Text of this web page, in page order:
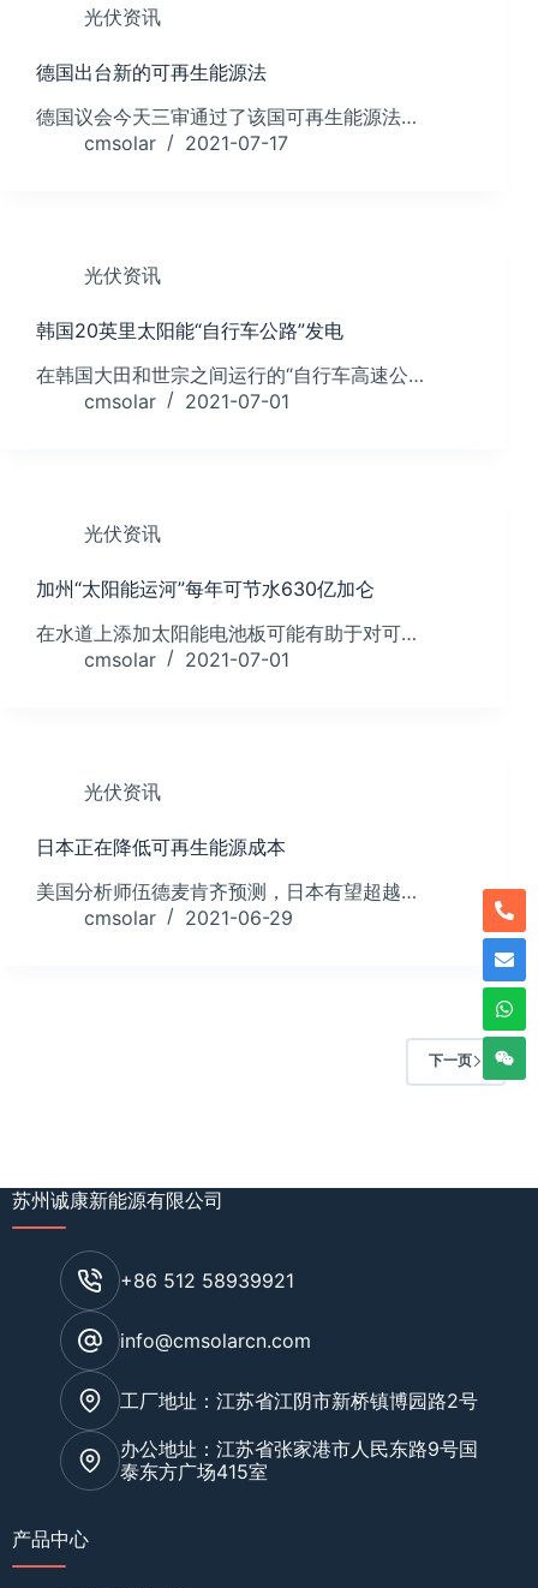
光伏资讯
德国出台新的可再生能源法
德国议会今天三审通过了该国可再生能源法…
cmsolar
2021-07-17
光伏资讯
韩国20英里太阳能“自行车公路”发电
在韩国大田和世宗之间运行的“自行车高速公…
cmsolar
2021-07-01
光伏资讯
加州“太阳能运河”每年可节水630亿加仑
在水道上添加太阳能电池板可能有助于对可…
cmsolar
2021-07-01
光伏资讯
日本正在降低可再生能源成本
美国分析师伍德麦肯齐预测，日本有望超越…
cmsolar
2021-06-29
下一页
苏州诚康新能源有限公司
+86 512 58939921
info@cmsolarcn.com
工厂地址：江苏省江阴市新桥镇博园路2号
办公地址：江苏省张家港市人民东路9号国
泰东方广场415室
产品中心